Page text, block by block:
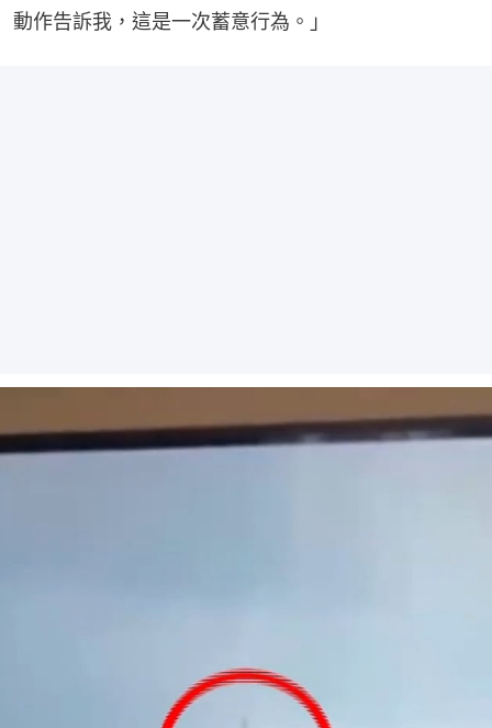
動作告訴我，這是一次蓄意行為。」